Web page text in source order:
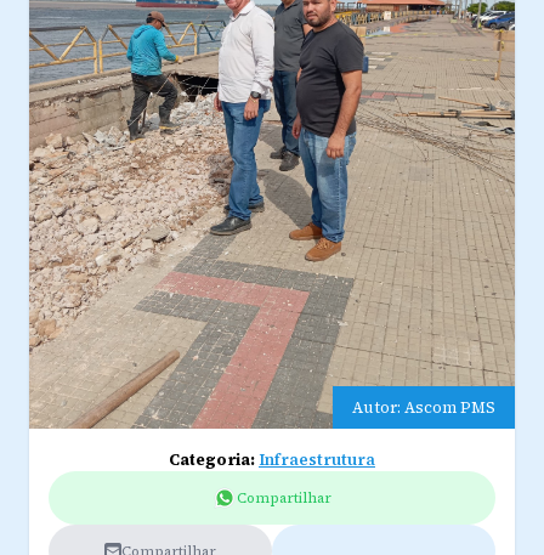
Autor: Ascom PMS
Categoria:Infraestrutura
Compartilhar
Compartilhar